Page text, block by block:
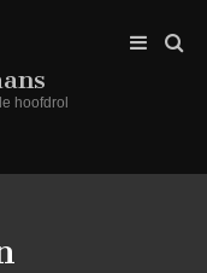
hoofdrol